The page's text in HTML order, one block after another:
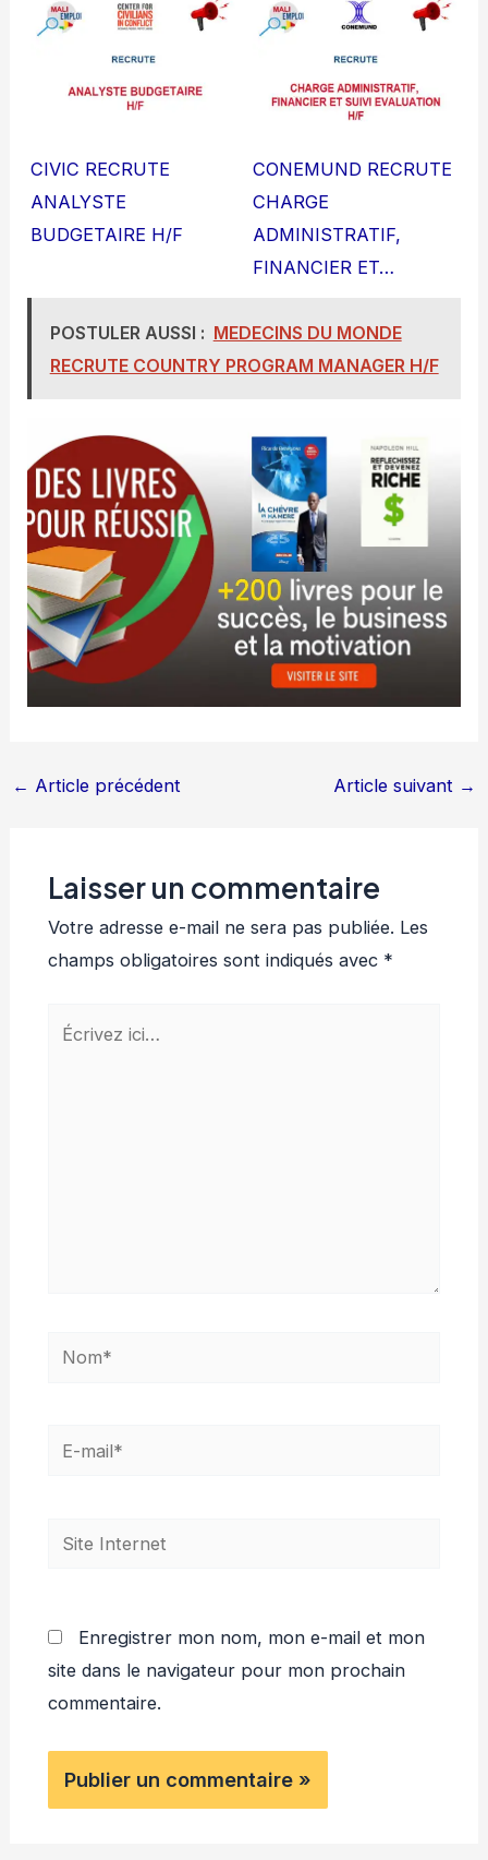
CIVIC RECRUTE
ANALYSTE
BUDGETAIRE H/F
CONEMUND RECRUTE
CHARGE
ADMINISTRATIF,
FINANCIER ET…
POSTULER AUSSI : MEDECINS DU MONDE
RECRUTE COUNTRY PROGRAM MANAGER H/F
← Article précédent Article suivant →
Laisser un commentaire
Votre adresse e-mail ne sera pas publiée. Les
champs obligatoires sont indiqués avec *
Écrivez
Nom*
E-
Site
Enregistrer mon nom, mon e-mail et mon
site dans le navigateur pour mon prochain
commentaire.